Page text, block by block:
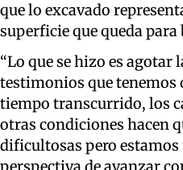
que lo excavado
superficie que queda para
“Lo que se hizo es
testimonios que tenemos
tiempo transcurrido, los
otras condiciones hacen
dificultosas pero